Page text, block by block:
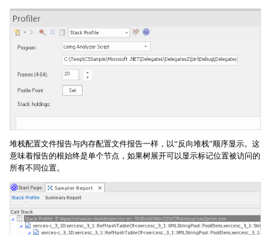
堆栈配置文件报告与内存配置文件报告一样，以“反向堆栈”顺序显示。这
意味着报告的根始终是单个节点，如果树展开可以显示标记位置被访问的
所有不同位置。